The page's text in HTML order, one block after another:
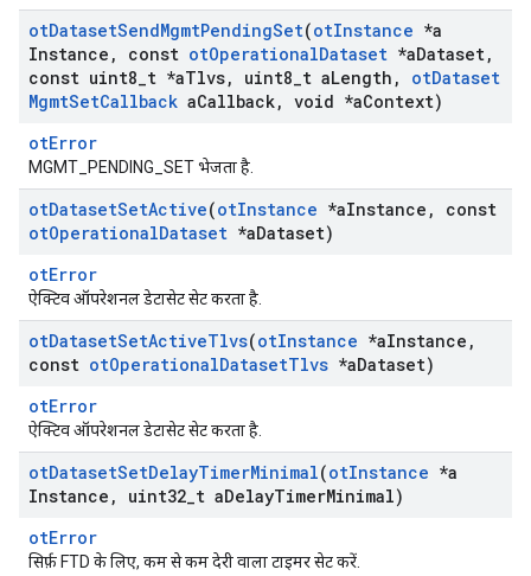
otDatasetSendMgmtPendingSet(otInstance *a
Instance , const otOperationalDataset *aDataset,
const uint8 t *aTlvs, uint8 t aLength , otDataset
MgmtSetCallback aCallback, void *aContext)
otError
MGMT_PENDING_SET भेजता है.
otDatasetSetActive(otInstance *aInstance ,
const
otOperationalDataset *aDataset)
otError
ऐक्टिव ऑपरेशनल डेटासेट सेट करता है.
otDatasetSetActiveTlvs(otInstance *aInstance ,
const otOperationalDatasetTlvs *aDataset)
otError
ऐक्टिव ऑपरेशनल डेटासेट सेट करता है.
otDatasetSetDelayTimerMinimal(otInstance *a
Instance , uint32 t aDelayTimerMinimal)
otError
सिर्फ़ FTD के लिए, कम से कम देरी वाला टाइमर सेट करें.